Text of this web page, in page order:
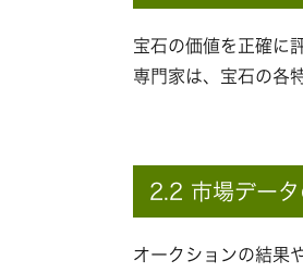
宝石の価値を正確に
専門家は、宝石の各
2.2 市場データ
オークションの結果